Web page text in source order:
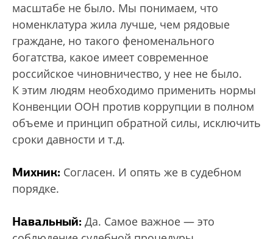
масштабе не было. Мы понимаем, что
номенклатура жила лучше, чем рядовые
граждане, но такого феноменального
богатства, какое имеет современное
российское чиновничество, у нее не было.
К этим людям необходимо применить нормы
Конвенции ООН против коррупции в полном
объеме и принцип обратной силы, исключить
сроки давности и т.д.
Михник: Согласен. И опять же в судебном
порядке.
Навальный: Да. Самое важное — это